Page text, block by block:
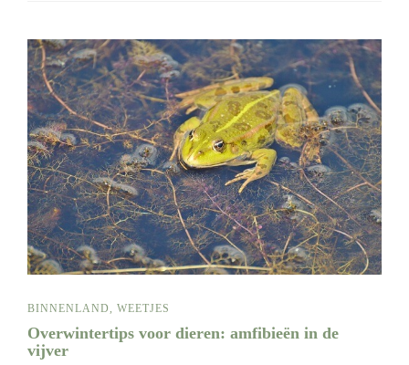
BINNENLAND WEETJES
Overwintertips voor dieren: amfibieën in de
vijver